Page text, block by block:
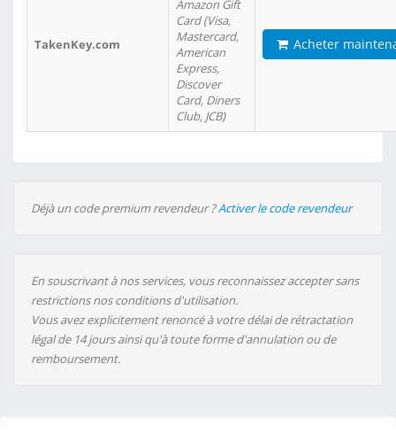
TakenKey.com
Amazon Gift
Card (Visa,
Mastercard,
American
Express,
Discover
Card, Diners
Club, JCB)
Acheter
Déjà un code premium revendeur ?Activer le code revendeur
En souscrivant à nos services, vous reconnaissez accepter sans
restrictions nos conditions d'utilisation.
Vous avez explicitement renoncé à votre délai de rétractation
légal de 14 jours ainsi qu'à toute forme d'annulation ou de
remboursement.